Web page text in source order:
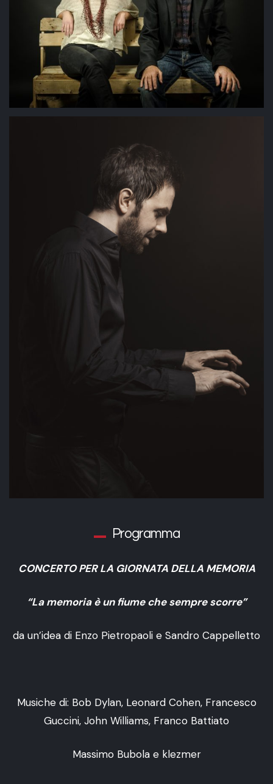
Programma
CONCERTO PER LA GIORNATA DELLA MEMORIA
“La memoria è un fiume che sempre scorre”
da un’idea di Enzo Pietropaoli e Sandro Cappelletto
Musiche di: Bob Dylan, Leonard Cohen, Francesco
Guccini, John Williams, Franco Battiato
Massimo Bubola e klezmer